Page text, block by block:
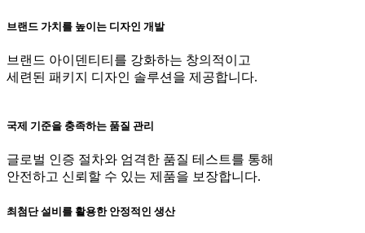
브랜드 가치를 높이는 디자인 개발
브랜드 아이덴티티를 강화하는 창의적이고
세련된 패키지 디자인 솔루션을 제공합니다.
국제 기준을 충족하는 품질 관리
글로벌 인증 절차와 엄격한 품질 테스트를 통해
안전하고 신뢰할 수 있는 제품을 보장합니다.
최첨단 설비를 활용한 안정적인 생산